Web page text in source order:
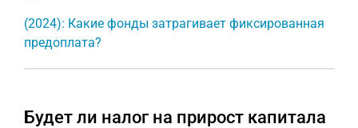
(2024): Какие фонды затрагивает фиксированная
предоплата?
Будет ли налог на прирост капитала